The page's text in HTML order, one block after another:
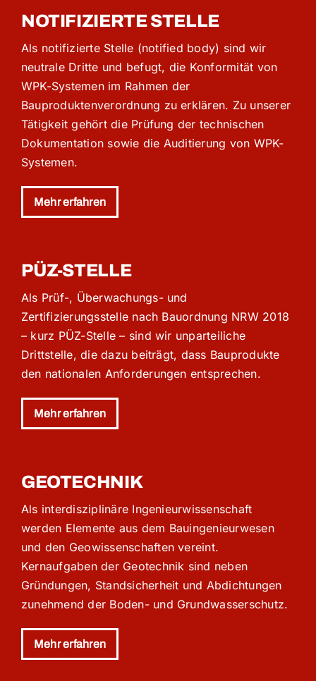
NOTIFIZIERTE STELLE
Als notifizierte Stelle (notified body) sind wir
neutrale Dritte und befugt, die Konformität von
WPK-Systemen im Rahmen der
Bauproduktenverordnung zu erklären. Zu unserer
Tätigkeit gehört die Prüfung der technischen
Dokumentation sowie die Auditierung von WPK-
Systemen.
Mehr erfahren
PÜZ-STELLE
Als Prüf-, Überwachungs- und
Zertifizierungsstelle nach Bauordnung NRW 2018
– kurz PÜZ-Stelle – sind wir unparteiliche
Drittstelle, die dazu beiträgt, dass Bauprodukte
den nationalen Anforderungen entsprechen.
Mehr erfahren
GEOTECHNIK
Als interdisziplinäre Ingenieurwissenschaft
werden Elemente aus dem Bauingenieurwesen
und den Geowissenschaften vereint.
Kernaufgaben der Geotechnik sind neben
Gründungen, Standsicherheit und Abdichtungen
zunehmend der Boden- und Grundwasserschutz.
Mehr erfahren